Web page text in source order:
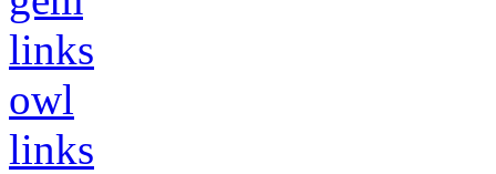
links
owl
links